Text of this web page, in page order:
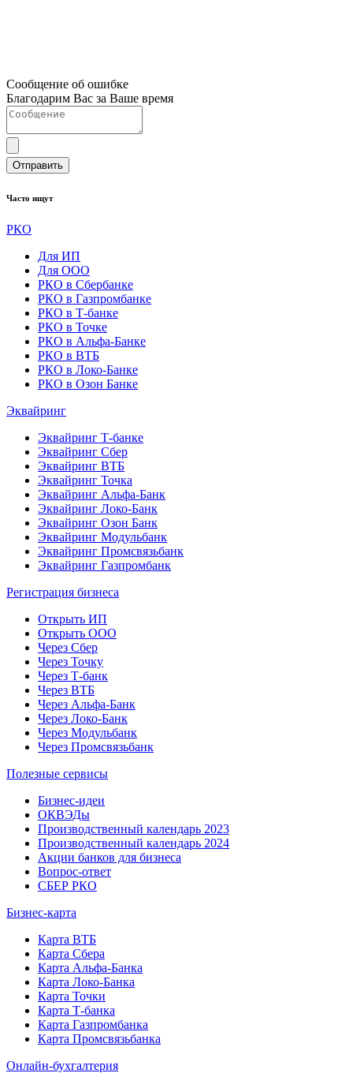
Сообщение об ошибке
Благодарим Вас за Ваше время
Отправить
Часто ищут
РКО
Для ИП
Для ООО
РКО в Сбербанке
РКО в Газпромбанке
РКО в Т-банке
РКО в Точке
РКО в Альфа-Банке
РКО в ВТБ
РКО в Локо-Банке
РКО в Озон Банке
Эквайринг
Эквайринг Т-банке
Эквайринг Сбер
Эквайринг ВТБ
Эквайринг Точка
Эквайринг Альфа-Банк
Эквайринг Локо-Банк
Эквайринг Озон Банк
Эквайринг Модульбанк
Эквайринг Промсвязьбанк
Эквайринг Газпромбанк
Регистрация бизнеса
Открыть ИП
Открыть ООО
Через Сбер
Через Точку
Через Т-банк
Через ВТБ
Через Альфа-Банк
Через Локо-Банк
Через Модульбанк
Через Промсвязьбанк
Полезные сервисы
Бизнес-идеи
ОКВЭДы
Производственный календарь 2023
Производственный календарь 2024
Акции банков для бизнеса
Вопрос-ответ
СБЕР РКО
Бизнес-карта
Карта ВТБ
Карта Сбера
Карта Альфа-Банка
Карта Локо-Банка
Карта Точки
Карта Т-банка
Карта Газпромбанка
Карта Промсвязьбанка
Онлайн-бухгалтерия